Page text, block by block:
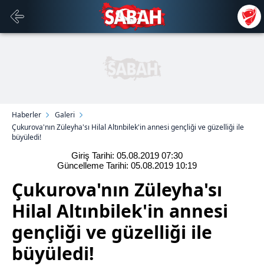
Haberler
Galeri
Çukurova'nın Züleyha'sı Hilal Altınbilek'in annesi gençliği ve güzelliği ile
büyüledi!
Giriş Tarihi: 05.08.2019 07:30
Güncelleme Tarihi: 05.08.2019 10:19
Çukurova'nın Züleyha'sı
Hilal Altınbilek'in annesi
gençliği ve güzelliği ile
büyüledi!